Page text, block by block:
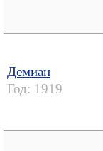
Демиан
Год: 1919